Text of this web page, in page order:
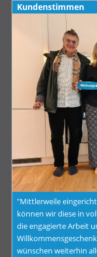
Kundenstimmen
"Mittlerweile
können wir diese in
die engagierte Arbeit
wünschen weiterhin